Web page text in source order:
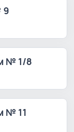
9
№ 1/8
№ 11